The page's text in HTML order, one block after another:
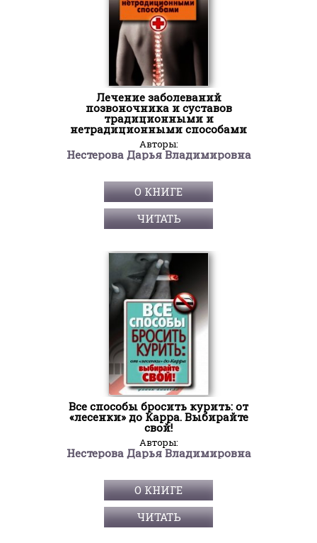
Лечение заболеваний
позвоночника и суставов
традиционными и
нетрадиционными способами
Авторы:
Нестерова Дарья Владимировна
О КНИГЕ
ЧИТАТЬ
Все способы бросить курить: от
«лесенки» до Карра. Выбирайте
свой!
Авторы:
Нестерова Дарья Владимировна
О КНИГЕ
ЧИТАТЬ